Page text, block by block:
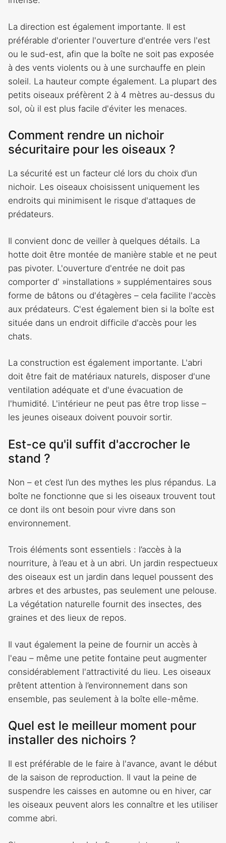
La direction est également importante. Il est
préférable d'orienter l'ouverture d'entrée vers l'est
ou le sud-est, afin que la boîte ne soit pas exposée
à des vents violents ou à une surchauffe en plein
soleil. La hauteur compte également. La plupart des
petits oiseaux préfèrent 2 à 4 mètres au-dessus du
sol, où il est plus facile d'éviter les menaces.
Comment rendre un nichoir
sécuritaire pour les oiseaux ?
La sécurité est un facteur clé lors du choix d’un
nichoir. Les oiseaux choisissent uniquement les
endroits qui minimisent le risque d'attaques de
prédateurs.
Il convient donc de veiller à quelques détails. La
hotte doit être montée de manière stable et ne peut
pas pivoter. L'ouverture d'entrée ne doit pas
comporter d' »installations » supplémentaires sous
forme de bâtons ou d'étagères – cela facilite l'accès
aux prédateurs. C'est également bien si la boîte est
située dans un endroit difficile d'accès pour les
chats.
La construction est également importante. L'abri
doit être fait de matériaux naturels, disposer d'une
ventilation adéquate et d'une évacuation de
l'humidité. L'intérieur ne peut pas être trop lisse –
les jeunes oiseaux doivent pouvoir sortir.
Est-ce qu'il suffit d'accrocher le
stand ?
Non – et c’est l’un des mythes les plus répandus. La
boîte ne fonctionne que si les oiseaux trouvent tout
ce dont ils ont besoin pour vivre dans son
environnement.
Trois éléments sont essentiels : l’accès à la
nourriture, à l’eau et à un abri. Un jardin respectueux
des oiseaux est un jardin dans lequel poussent des
arbres et des arbustes, pas seulement une pelouse.
La végétation naturelle fournit des insectes, des
graines et des lieux de repos.
Il vaut également la peine de fournir un accès à
l'eau – même une petite fontaine peut augmenter
considérablement l'attractivité du lieu. Les oiseaux
prêtent attention à l’environnement dans son
ensemble, pas seulement à la boîte elle-même.
Quel est le meilleur moment pour
installer des nichoirs ?
Il est préférable de le faire à l'avance, avant le début
de la saison de reproduction. Il vaut la peine de
suspendre les caisses en automne ou en hiver, car
les oiseaux peuvent alors les connaître et les utiliser
comme abri.